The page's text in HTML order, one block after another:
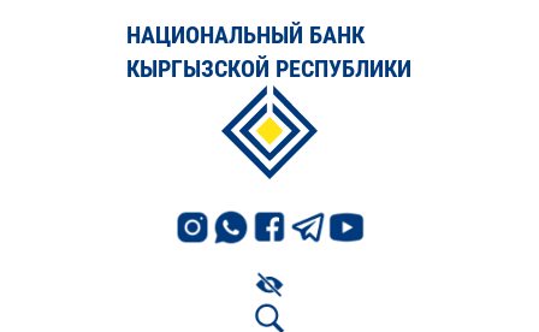
НАЦИОНАЛЬНЫЙ БАНК
КЫРГЫЗСКОЙ РЕСПУБЛИКИ